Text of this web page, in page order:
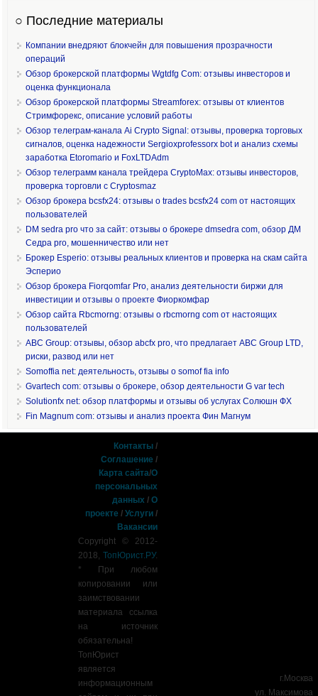
○ Последние материалы
Компании внедряют блокчейн для повышения прозрачности
операций
Обзор брокерской платформы Wgtdfg Com: отзывы инвесторов и
оценка функционала
Обзор брокерской платформы Streamforex: отзывы от клиентов
Стримфорекс, описание условий работы
Обзор телеграм-канала Ai Crypto Signal: отзывы, проверка торговых
сигналов, оценка надежности Sergioxprofessorx bot и анализ схемы
заработка Etoromario и FoxLTDAdm
Обзор телеграмм канала трейдера CryptoMax: отзывы инвесторов,
проверка торговли с Cryptosmaz
Обзор брокера bcsfx24: отзывы о trades bcsfx24 com от настоящих
пользователей
DM sedra pro что за сайт: отзывы о брокере dmsedra com, обзор ДМ
Седра pro, мошенничество или нет
Брокер Esperio: отзывы реальных клиентов и проверка на скам сайта
Эсперио
Обзор брокера Fiorqomfar Pro, анализ деятельности биржи для
инвестиции и отзывы о проекте Фиоркомфар
Обзор сайта Rbcmorng: отзывы о rbcmorng com от настоящих
пользователей
ABC Group: отзывы, обзор abcfx pro, что предлагает ABC Group LTD,
риски, развод или нет
Somoffia net: деятельность, отзывы о somof fia info
Gvartech com: отзывы о брокере, обзор деятельности G var tech
Solutionfx net: обзор платформы и отзывы об услугах Солюшн ФХ
Fin Magnum com: отзывы и анализ проекта Фин Магнум
Контакты /
Соглашение /
Карта сайта/О
персональных
данных /О
проекте /Услуги /
Вакансии
Copyright © 2012-
2018,ТопЮрист.РУ.
* При любом
копировании или
заимствовании
материала ссылка
на источник
обязательна!
ТопЮрист
является
информационным
г.Москва
ул. Максимова